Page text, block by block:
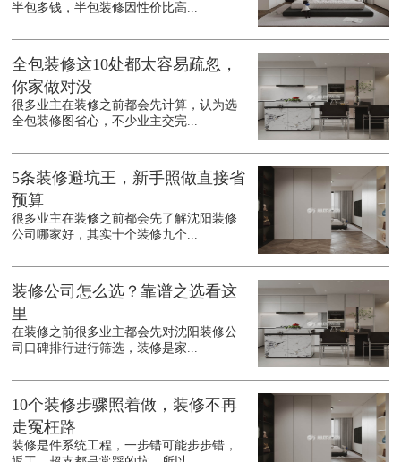
半包多钱，半包装修因性价比高...
全包装修这10处都太容易疏忽，
你家做对没
很多业主在装修之前都会先计算，认为选
全包装修图省心，不少业主交完...
5条装修避坑王，新手照做直接省
预算
很多业主在装修之前都会先了解沈阳装修
公司哪家好，其实十个装修九个...
装修公司怎么选？靠谱之选看这
里
在装修之前很多业主都会先对沈阳装修公
司口碑排行进行筛选，装修是家...
10个装修步骤照着做，装修不再
走冤枉路
装修是件系统工程，一步错可能步步错，